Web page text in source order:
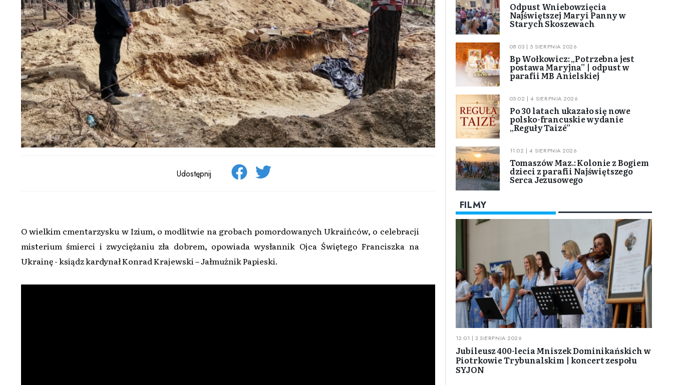
Udostępnij
O wielkim cmentarzysku w Izium, o modlitwie na grobach pomordowanych Ukraińców, o celebracji
misterium śmierci i zwyciężaniu zła dobrem, opowiada wysłannik Ojca Świętego Franciszka na
Ukrainę - ksiądz kardynał Konrad Krajewski – Jałmużnik Papieski.
Odpust Wniebowzięcia
Najświętszej Maryi Panny w
Starych Skoszewach
08:03 | 5 SIERPNIA 2026
Bp Wołkowicz: „Potrzebna jest
postawa Maryjna” | odpust w
parafii MB Anielskiej
05:02 | 4 SIERPNIA 2026
Po 30 latach ukazało się nowe
polsko-francuskie wydanie
„Reguły Taizé”
11:02 | 4 SIERPNIA 2026
Tomaszów Maz.: Kolonie z Bogiem
dzieci z parafii Najświętszego
Serca Jezusowego
FILMY
12:01 | 3 SIERPNIA 2026
Jubileusz 400-lecia Mniszek Dominikańskich w
Piotrkowie Trybunalskim | koncert zespołu
SYJON